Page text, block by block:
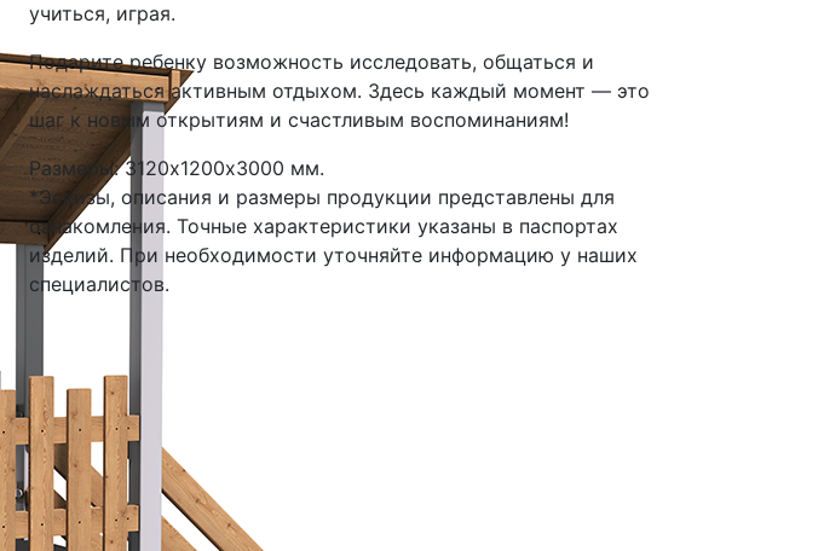
учиться, играя.
Подарите ребенку возможность исследовать, общаться и
наслаждаться активным отдыхом. Здесь каждый момент — это
шаг к новым открытиям и счастливым воспоминаниям!
Размеры: 3120х1200х3000 мм.
*Эскизы, описания и размеры продукции представлены для
ознакомления. Точные характеристики указаны в паспортах
изделий. При необходимости уточняйте информацию у наших
специалистов.